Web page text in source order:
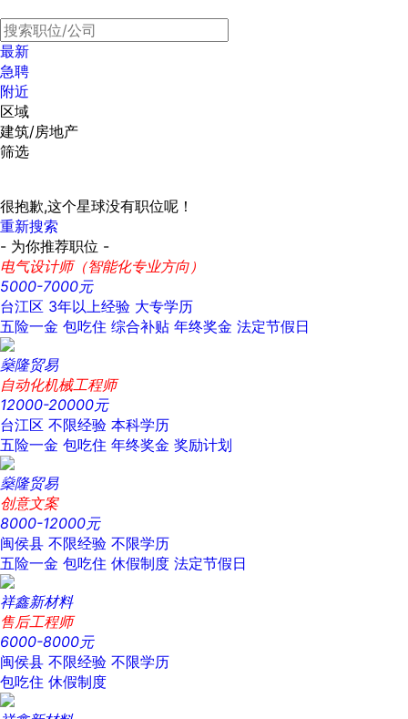
最新
急聘
附近
区域
建筑/房地产
筛选
很抱歉,这个星球没有职位呢！
重新搜索
- 为你推荐职位 -
电气设计师（智能化专业方向）
5000-7000元
台江区 3年以上经验 大专学历
五险一金 包吃住 综合补贴 年终奖金 法定节假日
燊隆贸易
自动化机械工程师
12000-20000元
台江区 不限经验 本科学历
五险一金 包吃住 年终奖金 奖励计划
燊隆贸易
创意文案
8000-12000元
闽侯县 不限经验 不限学历
五险一金 包吃住 休假制度 法定节假日
祥鑫新材料
售后工程师
6000-8000元
闽侯县 不限经验 不限学历
包吃住 休假制度